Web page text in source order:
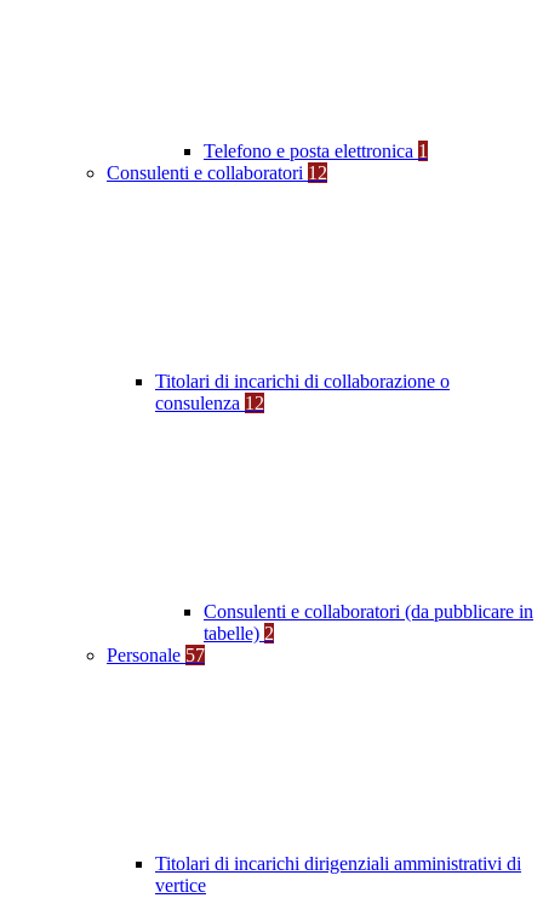
Telefono e posta elettronica 1
Consulenti e collaboratori 12
Titolari di incarichi di collaborazione o
consulenza 12
Consulenti e collaboratori (da pubblicare in
tabelle) 2
Personale 57
Titolari di incarichi dirigenziali amministrativi di
vertice